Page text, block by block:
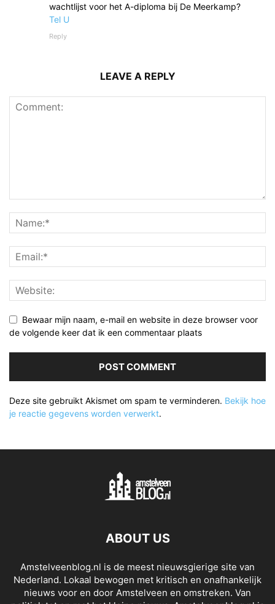
wachtlijst voor het A-diploma bij De Meerkamp?
Tel U
Reply
LEAVE A REPLY
Bewaar mijn naam, e-mail en website in deze browser voor
de volgende keer dat ik een commentaar plaats
Deze site gebruikt Akismet om spam te verminderen. Bekijk hoe
je reactie gegevens worden verwerkt.
ABOUT US
Amstelveenblog.nl is de meest nieuwsgierige site van
Nederland. Lokaal bewogen met kritisch en onafhankelijk
nieuws voor en door Amstelveen en omstreken. Van